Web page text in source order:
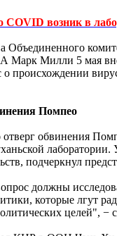
COVID возник в
Объединенного
Марк Милли 5 мая
о происхождении
Помпео
обвинения
подчеркнул
должны
которые лгут
целей", −